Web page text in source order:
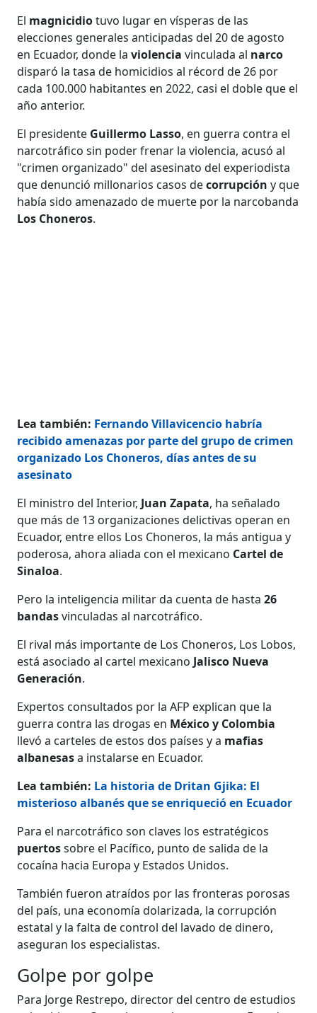
El magnicidiotuvo lugar en vísperas de las
elecciones generales anticipadas del 20 de agosto
en Ecuador, donde laviolencia vinculada al narco
disparó la tasa de homicidios al récord de 26 por
cada 100.000 habitantes en 2022, casi el doble que el
año anterior.
El presidente Guillermo Lasso, en guerra contra el
narcotráfico sin poder frenar la violencia, acusó al
"crimen organizado" del asesinato del experiodista
que denunció millonarios casos decorrupcióny que
había sido amenazado de muerte por la narcobanda
Los Choneros.
Lea también: Fernando Villavicencio habría
recibido amenazas por parte del grupo de crimen
organizado Los Choneros, días antes de su
asesinato
El ministro del Interior, Juan Zapata, ha señalado
que más de 13 organizaciones delictivas operan en
Ecuador, entre ellos Los Choneros, la más antigua y
poderosa, ahora aliada con el mexicano Cartel de
Sinaloa.
Pero la inteligencia militar da cuenta de hasta 26
bandasvinculadas al narcotráfico.
El rival más importante de Los Choneros, Los Lobos,
está asociado al cartel mexicano Jalisco Nueva
Generación.
Expertos consultados por la AFP explican que la
guerra contra las drogas en México y Colombia
llevó a carteles de estos dos países y a mafias
albanesasa instalarse en Ecuador.
Lea también: La historia de Dritan Gjika: El
misterioso albanés que se enriqueció en Ecuador
Para el narcotráfico son claves los estratégicos
puertossobre el Pacífico, punto de salida de la
cocaína hacia Europa y Estados Unidos.
También fueron atraídos por las fronteras porosas
del país, una economía dolarizada, la corrupción
estatal y la falta de control del lavado de dinero,
aseguran los especialistas.
Golpe por golpe
Para Jorge Restrepo, director del centro de estudios